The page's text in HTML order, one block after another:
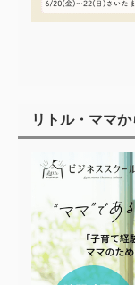
リトル・ママ